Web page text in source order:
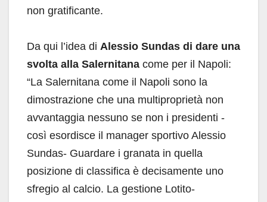
non gratificante.
Da qui l’idea di Alessio Sundas di dare una
svolta alla Salernitana come per il Napoli:
“La Salernitana come il Napoli sono la
dimostrazione che una multiproprietà non
avvantaggia nessuno se non i presidenti -
così esordisce il manager sportivo Alessio
Sundas- Guardare i granata in quella
posizione di classifica è decisamente uno
sfregio al calcio. La gestione Lotito-